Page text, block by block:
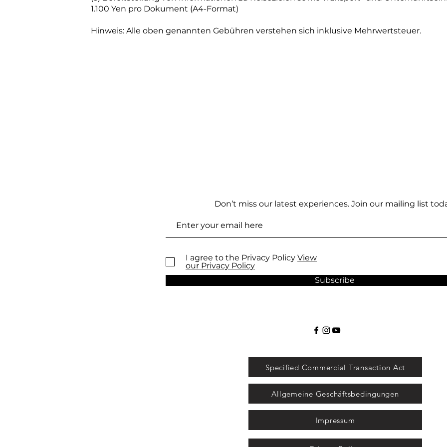
1.100 Yen pro Dokument (A4-Format)
Hinweis: Alle oben genannten Gebühren verstehen sich inklusive Mehrwertsteuer.
Don’t miss our latest experiences. Join our mailing list
I agree to the Privacy Policy View
our Privacy Policy
Subscribe
Specified Commercial Transaction Act
Allgemeine Geschäftsbedingungen
Impressum